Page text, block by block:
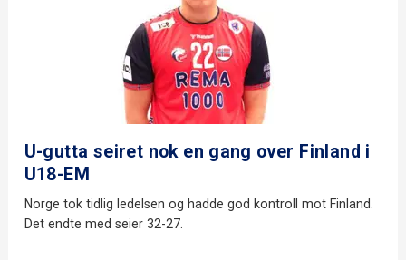
U-gutta seiret nok en gang over Finland i
U18-EM
Norge tok tidlig ledelsen og hadde god kontroll mot Finland.
Det endte med seier 32-27.